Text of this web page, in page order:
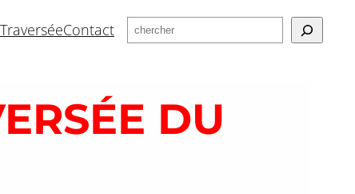
Contact Rechercher
DU